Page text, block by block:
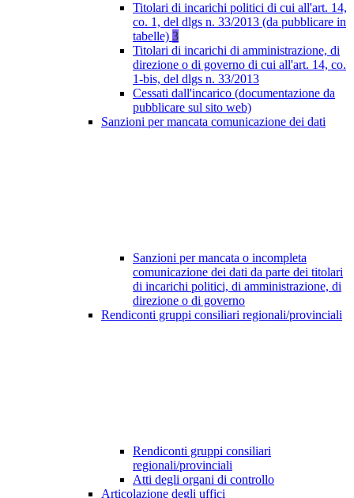
Titolari di incarichi politici di cui all'art. 14,
co. 1, del dlgs n. 33/2013 (da pubblicare in
tabelle) 3
Titolari di incarichi di amministrazione, di
direzione o di governo di cui all'art. 14, co.
1-bis, del dlgs n. 33/2013
Cessati dall'incarico (documentazione da
pubblicare sul sito web)
Sanzioni per mancata comunicazione dei dati
Sanzioni per mancata o incompleta
comunicazione dei dati da parte dei titolari
di incarichi politici, di amministrazione, di
direzione o di governo
Rendiconti gruppi consiliari regionali/provinciali
Rendiconti gruppi consiliari
regionali/provinciali
Atti degli organi di controllo
Articolazione degli uffici